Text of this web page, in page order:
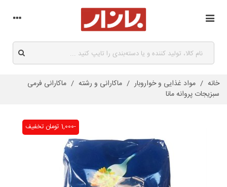
خانه / مواد غذایی و خواروبار / ماکارانی و رشته / ماکارانی فرمی
سبزیجات پروانه مانا
تخفیف -1,000 تومان